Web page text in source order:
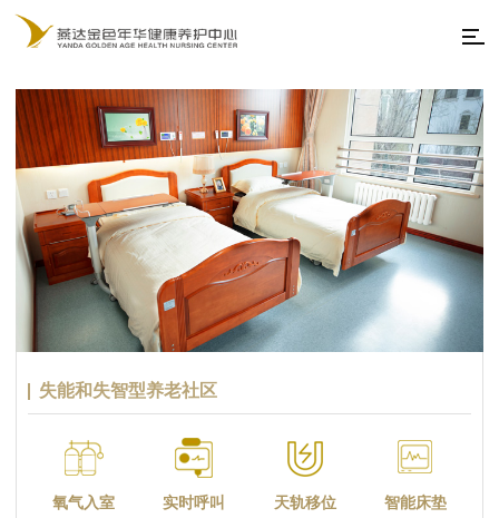
失能和失智型养老社区
氧气入室
实时呼叫
天轨移位
智能床垫